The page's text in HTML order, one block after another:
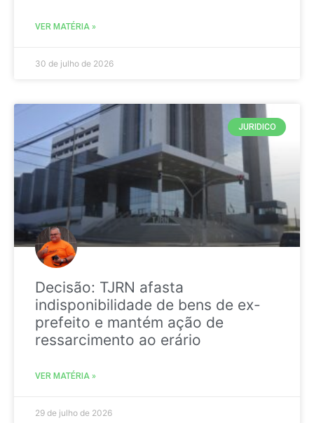
VER MATÉRIA »
30 de julho de 2026
JURIDICO
Decisão: TJRN afasta
indisponibilidade de bens de ex-
prefeito e mantém ação de
ressarcimento ao erário
VER MATÉRIA »
29 de julho de 2026